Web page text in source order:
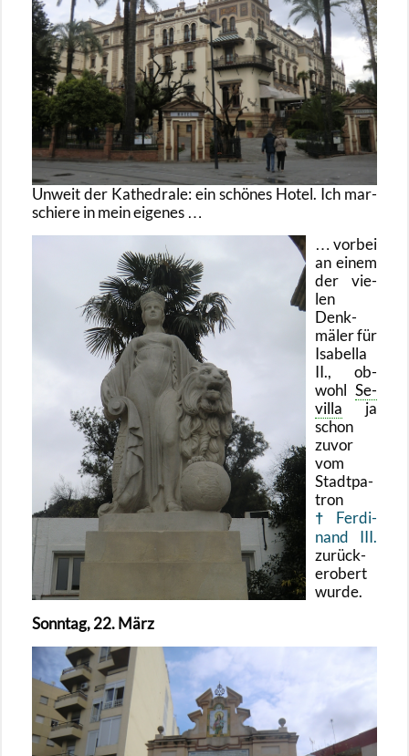
Un­weit der Ka­the­dra­le: ein schö­nes Hotel. Ich mar­
schie­re in mein ei­ge­nes …
… vor­bei
an einem
der vie­
len
Denk­
mä­ler für
Isa­bel­la
II., ob­
wohl Se­
vil­la ja
schon
zuvor
vom
Stadt­pa­
tron
Fer­di­
nand III.
zu­rück­
er­obert
wurde.
Sonn­tag, 22. März